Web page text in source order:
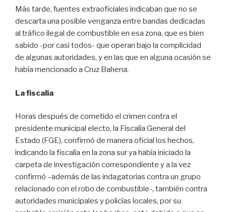
Más tarde, fuentes extraoficiales indicaban que no se
descarta una posible venganza entre bandas dedicadas
al tráfico ilegal de combustible en esa zona, que es bien
sabido -por casi todos- que operan bajo la complicidad
de algunas autoridades, y en las que en alguna ocasión se
había mencionado a Cruz Bahena.
La fiscalía
Horas después de cometido el crimen contra el
presidente municipal electo, la Fiscalía General del
Estado (FGE), confirmó de manera oficial los hechos,
indicando la fiscalía en la zona sur ya había iniciado la
carpeta de investigación correspondiente y a la vez
confirmó –además de las indagatorias contra un grupo
relacionado con el robo de combustible-, también contra
autoridades municipales y policías locales, por su